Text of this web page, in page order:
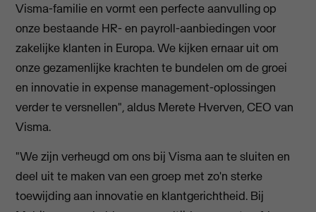
Visma-familie en vormt een perfecte aanvulling op
onze bestaande HR- en payroll-aanbiedingen voor
zakelijke klanten in Europa. We kijken ernaar uit om
onze gezamenlijke krachten te bundelen om de groei
en innovatie in expense management-oplossingen
verder te versnellen", aldus Merete Hverven, CEO van
Visma.
"We zijn verheugd om ons bij Visma aan te sluiten en
deel uit te maken van een groep met zo'n sterke
toewijding aan innovatie en klantgerichtheid. Bij